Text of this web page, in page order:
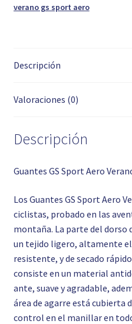
verano gs sport aero
Descripción
Valoraciones (0)
Descripción
Guantes GS Sport Aero
Los Guantes GS Sport Aero
ciclistas, probado en las
montaña. La parte del dorso
un tejido ligero, altamente
resistente, y de secado
consiste en un material
ante, suave y agradable,
área de agarre está cubierta
control en el manillar en